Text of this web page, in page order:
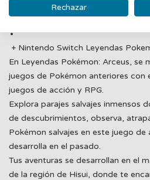
pasarlo en grande con el juego
donde y cuando quieras.
+ Nintendo Switch Leyendas
En Leyendas Pokémon: Arceus, se
juegos de Pokémon anteriores con
juegos de acción y RPG.
Explora parajes salvajes inmensos
de descubrimientos, observa,
Pokémon salvajes en este juego de
desarrolla en el pasado.
Tus aventuras se desarrollan en el
de la región de Hisui, donde te
Rechazar